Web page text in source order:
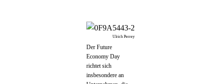
Ulrich Perrey
Der Future
Economy Day
richtet sich
insbesondere an